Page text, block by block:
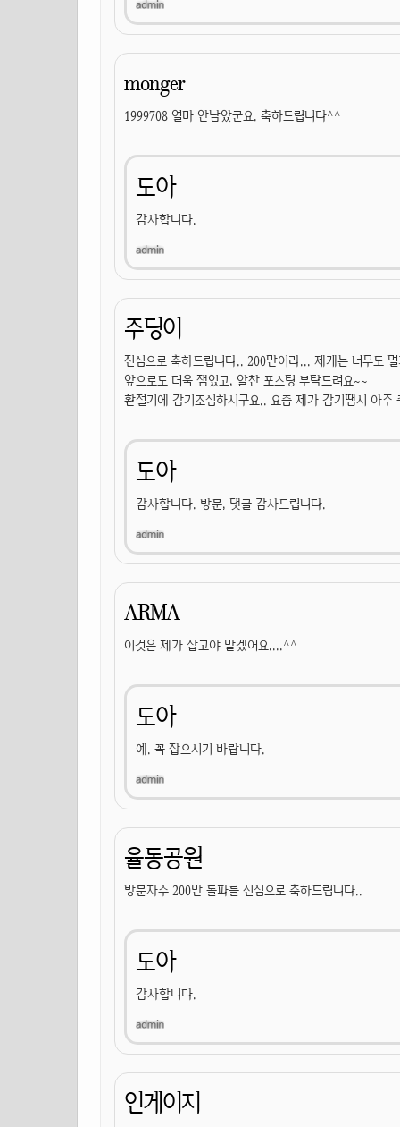
monger
1999708 얼마 안남았군요. 축하드립니다^^
도아
감사합니다.
주딩이
진심으로 축하드립니다.. 200만이라... 제게는 너무도
앞으로도 더욱 잼있고, 알찬 포스팅 부탁드려요~~
환절기에 감기조심하시구요.. 요즘 제가 감기땜시 아주
도아
감사합니다. 방문, 댓글 감사드립니다.
ARMA
이것은 제가 잡고야 말겠어요....^^
도아
예. 꼭 잡으시기 바랍니다.
율동공원
방문자수 200만 돌파를 진심으로 축하드립니다..
도아
감사합니다.
인게이지